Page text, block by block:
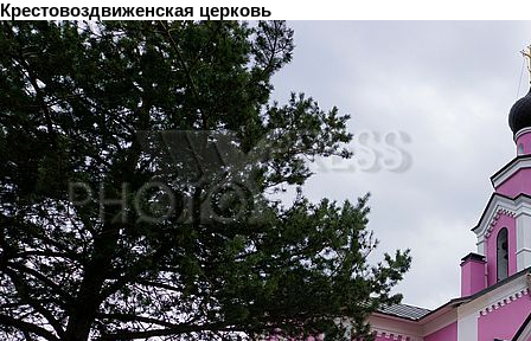
Крестовоздвиженская церковь